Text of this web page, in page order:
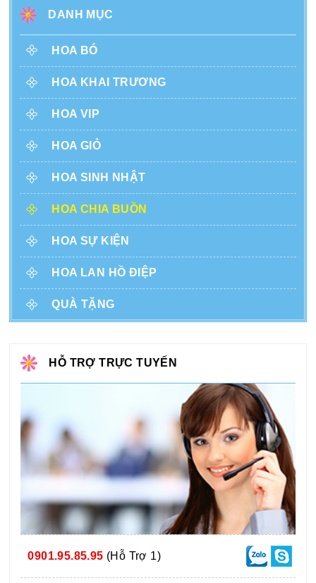
DANH MỤC
HOA BÓ
HOA KHAI TRƯƠNG
HOA VIP
HOA GIỎ
HOA SINH NHẬT
HOA CHIA BUỒN
HOA SỰ KIỆN
HOA LAN HỒ ĐIỆP
QUÀ TẶNG
HỖ TRỢ TRỰC TUYẾN
0901.95.85.95 (Hỗ Trợ 1)